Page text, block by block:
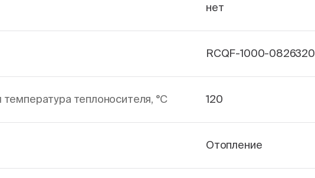
нет
RCQF-1000-0826320
теплоносителя, °С 120
Отопление